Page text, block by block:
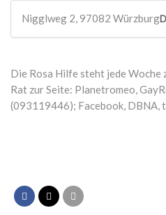
Nigglweg 2, 97082 Würzburg
Die Rosa Hilfe steht jede Woche
Rat zur Seite: Planetromeo,
(093119446); Facebook, DBNA,